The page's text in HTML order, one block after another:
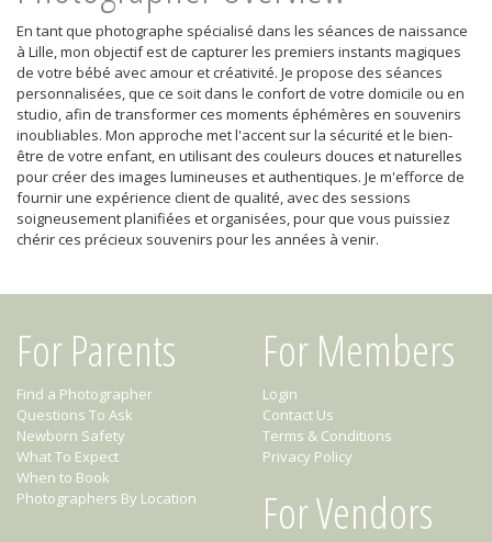
En tant que photographe spécialisé dans les séances de naissance
à Lille, mon objectif est de capturer les premiers instants magiques
de votre bébé avec amour et créativité. Je propose des séances
personnalisées, que ce soit dans le confort de votre domicile ou en
studio, afin de transformer ces moments éphémères en souvenirs
inoubliables. Mon approche met l'accent sur la sécurité et le bien-
être de votre enfant, en utilisant des couleurs douces et naturelles
pour créer des images lumineuses et authentiques. Je m'efforce de
fournir une expérience client de qualité, avec des sessions
soigneusement planifiées et organisées, pour que vous puissiez
chérir ces précieux souvenirs pour les années à venir.
For Parents
Find a Photographer
Questions To Ask
Newborn Safety
What To Expect
When to Book
Photographers By Location
For Members
Login
Contact Us
Terms & Conditions
Privacy Policy
For Vendors